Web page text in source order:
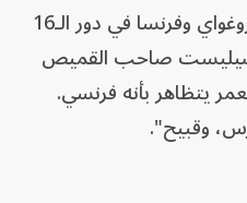
بدأت الأزمة عقب مباراة أوروغواي وفرنسا في دور الـ16
صاحب القميص
يتظاهر بأنه فرنسي.
وقبيح".